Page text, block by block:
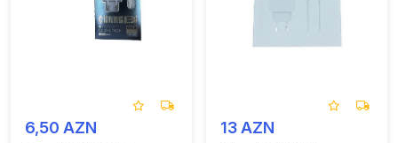
6,50 AZN 13 AZN